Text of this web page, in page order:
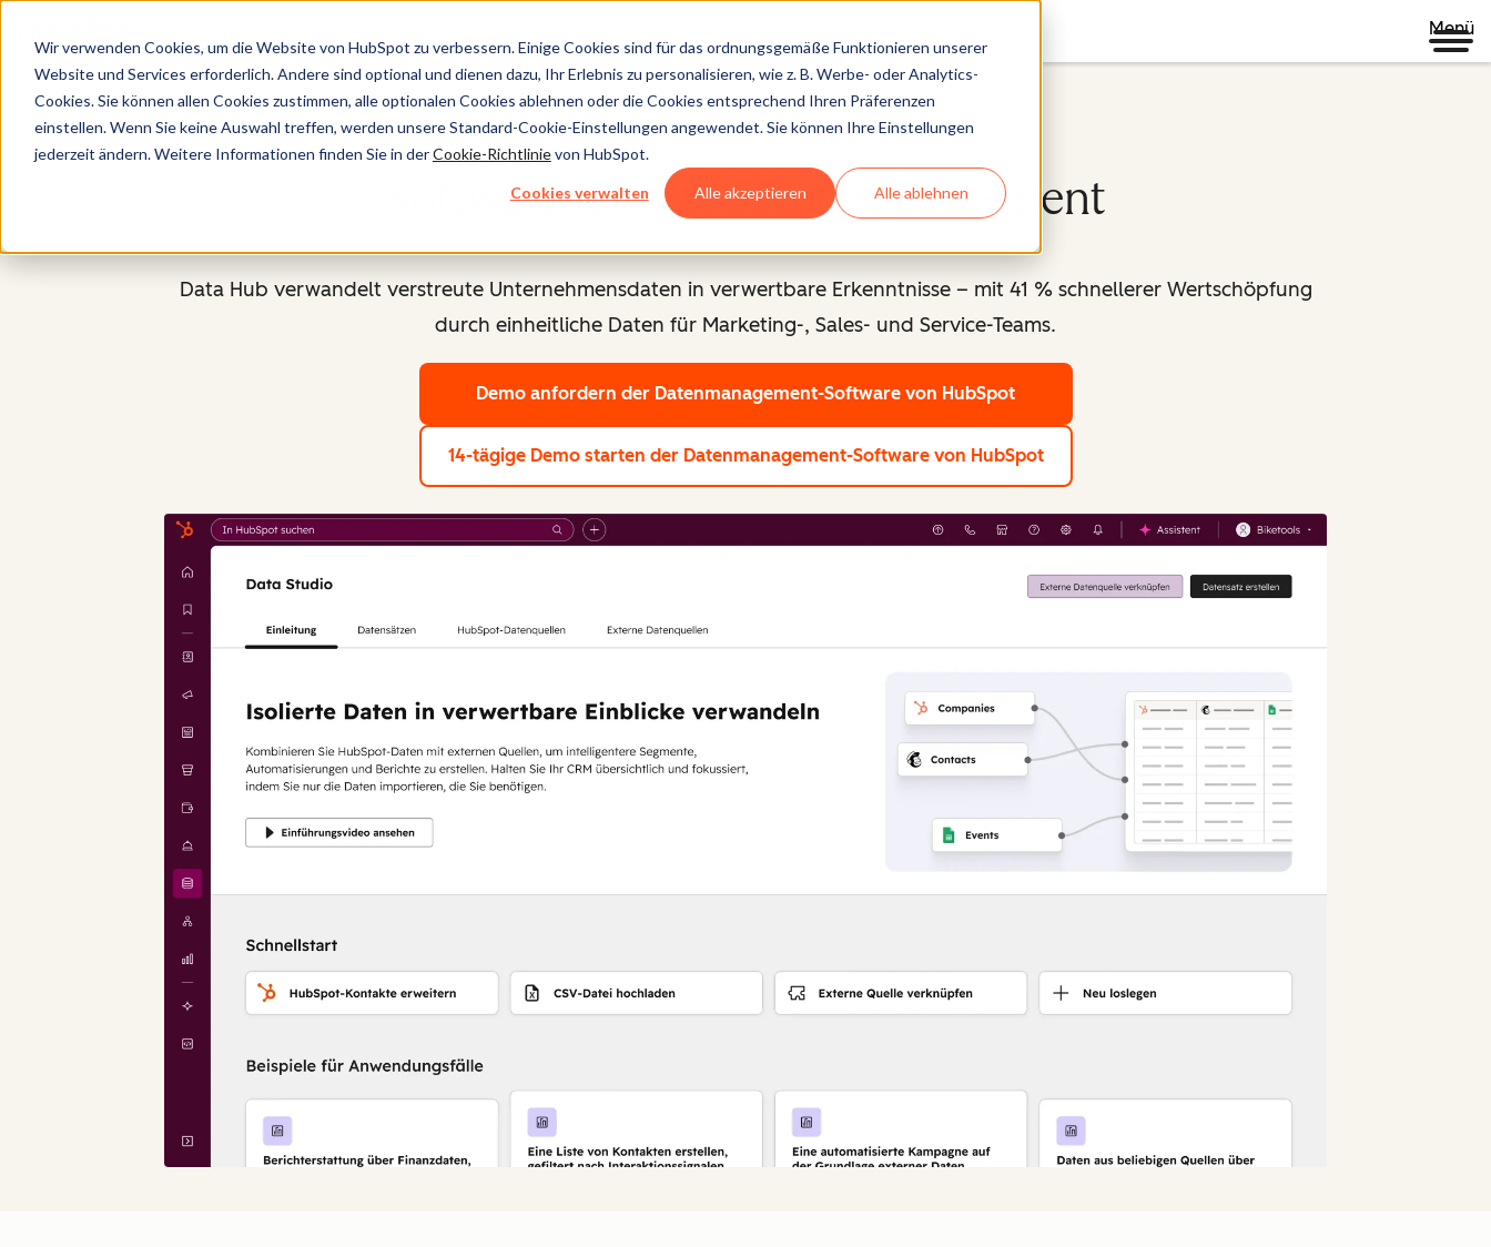
Wir verwenden Cookies, um die Website von HubSpot zu verbessern. Einige Cookies sind für das ordnungsgemäße Funktionieren unserer
Website und Services erforderlich. Andere sind optional und dienen dazu, Ihr Erlebnis zu personalisieren, wie z. B. Werbe- oder Analytics-
Cookies. Sie können allen Cookies zustimmen, alle optionalen Cookies ablehnen oder die Cookies entsprechend Ihren Präferenzen
einstellen. Wenn Sie keine Auswahl treffen, werden unsere Standard-Cookie-Einstellungen angewendet. Sie können Ihre Einstellungen
jederzeit ändern. Weitere Informationen finden Sie in derCookie-Richtlinievon HubSpot.
Cookies verwalten Alle akzeptieren Alle ablehnen
Menü
Data Hub®
Software für das Datenmanagement
Data Hub verwandelt verstreute Unternehmensdaten in verwertbare Erkenntnisse – mit 41 % schnellerer Wertschöpfung
durch einheitliche Daten für Marketing-, Sales- und Service-Teams.
Demo anfordern der Datenmanagement-Software von HubSpot
14-tägige Demo starten der Datenmanagement-Software von HubSpot